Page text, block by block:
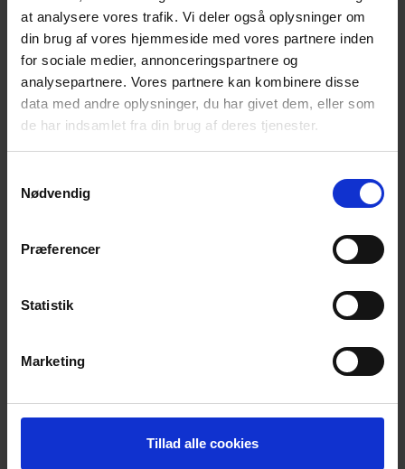
at analysere vores trafik. Vi deler også oplysninger om
din brug af vores hjemmeside med vores partnere inden
for sociale medier, annonceringspartnere og
analysepartnere. Vores partnere kan kombinere disse
data med andre oplysninger, du har givet dem, eller som
de har indsamlet fra din brug af deres tjenester.
Nødvendig
Præferencer
Statistik
Marketing
Tillad alle cookies
Vi går igen følgende søndage: 5. maj og 2. juni
Alle er velkomne!
Det der tales om er i fortrolighed mellem deltagerne.
Helle Fristed, tlf. 5091 7489
DETALJER
ARRANGØR
Lise Tarkiainen / Helle
Fristed